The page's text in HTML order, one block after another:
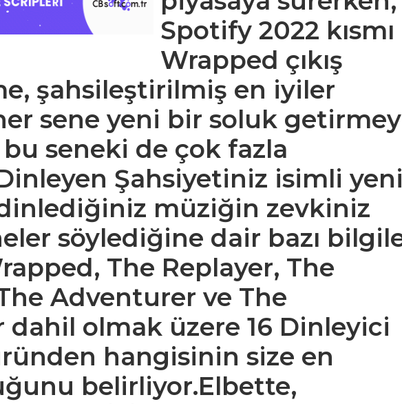
Spotify 2022 kısmı
Wrapped çıkış
şahsileştirilmiş en iyiler
sene yeni bir soluk
bu seneki de çok fazla
Dinleyen Şahsiyetiniz isimli
müziğin zevkiniz
söylediğine dair bazı
The Replayer, The
Adventurer ve The
dahil olmak üzere 16 Dinleyici
hangisinin size en
belirliyor.Elbette,